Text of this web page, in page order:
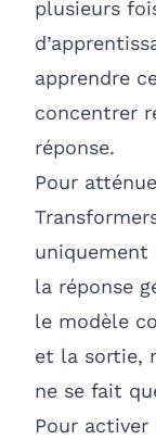
plusieurs
apprendre
concentrer
réponse.
Pour
uniquement
la réponse
le modèle
et la sortie,
ne se fait
Pour